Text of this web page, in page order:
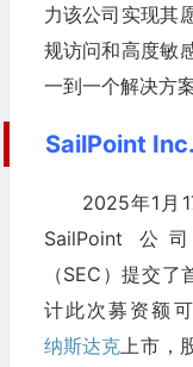
力该公司实现其
规访问和高度敏
一到一个解决方案
SailPoint
2025年1月
SailPoint 公
（SEC）提交
计此次募资额
纳斯达克上市，